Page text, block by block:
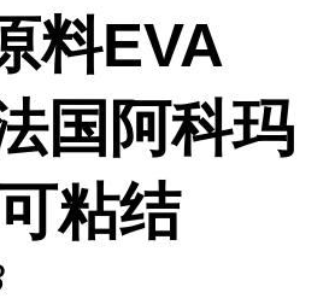
料EVA
国阿科玛
粘结